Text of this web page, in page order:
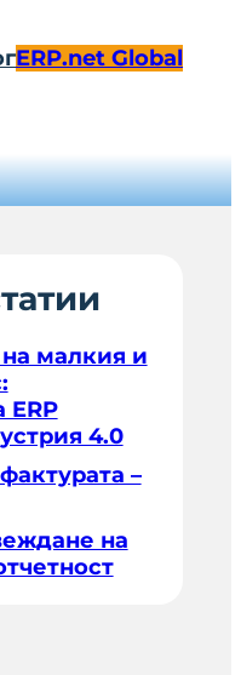
ERP.net Global
малкия и
ERP
4.0
–
на